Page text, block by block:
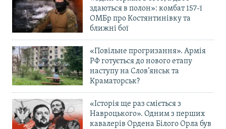
здаються в полон»: комбат 157-ї
ОМБр про Костянтинівку та
ближні бої
«Повільне прогризання». Армія
РФ готується до нового етапу
наступу на Слов’янськ та
Краматорськ?
«Історія ще раз сміється з
Навроцького». Одним з перших
кавалерів Ордена Білого Орла був